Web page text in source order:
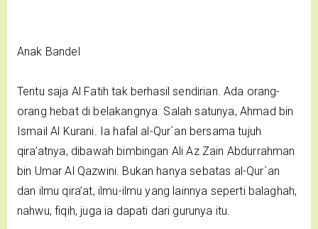
Anak Bandel
Tentu saja Al Fatih tak berhasil sendirian. Ada orang-
orang hebat di belakangnya. Salah satunya, Ahmad bin
Ismail Al Kurani. Ia hafal al-Qur`an bersama tujuh
qira’atnya, dibawah bimbingan Ali Az Zain Abdurrahman
bin Umar Al Qazwini. Bukan hanya sebatas al-Qur`an
dan ilmu qira’at, ilmu-ilmu yang lainnya seperti balaghah,
nahwu, fiqih, juga ia dapati dari gurunya itu.